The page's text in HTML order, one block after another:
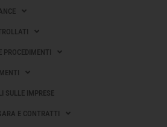
08/02/2021
00:00:00
30/04/2021
00:00:00
28/02/2019
00:00:00
PROCEDIMENTI
SULLE IMPRESE
E CONTRATTI